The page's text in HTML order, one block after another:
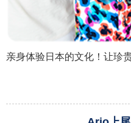
亲身体验日本的文化！让珍